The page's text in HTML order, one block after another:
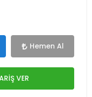
Hemen Al
VER